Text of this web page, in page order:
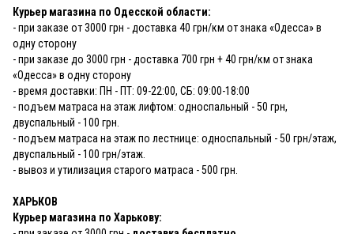
Курьер магазина по Одесской области:
- при заказе от 3000 грн - доставка 40 грн/км от знака «Одесса» в
одну сторону
- при заказе до 3000 грн - доставка 700 грн + 40 грн/км от знака
«Одесса» в одну сторону
- время доставки: ПН - ПТ: 09-22:00, СБ: 09:00-18:00
- подъем матраса на этаж лифтом: односпальный - 50 грн,
двуспальный - 100 грн.
- подъем матраса на этаж по лестнице: односпальный - 50 грн/этаж,
двуспальный - 100 грн/этаж.
- вывоз и утилизация старого матраса - 500 грн.
ХАРЬКОВ
Курьер магазина по Харькову: